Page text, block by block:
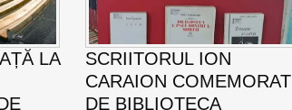
LA
SCRIITORUL ION
CARAION COMEMORAT
DE BIBLIOTECA